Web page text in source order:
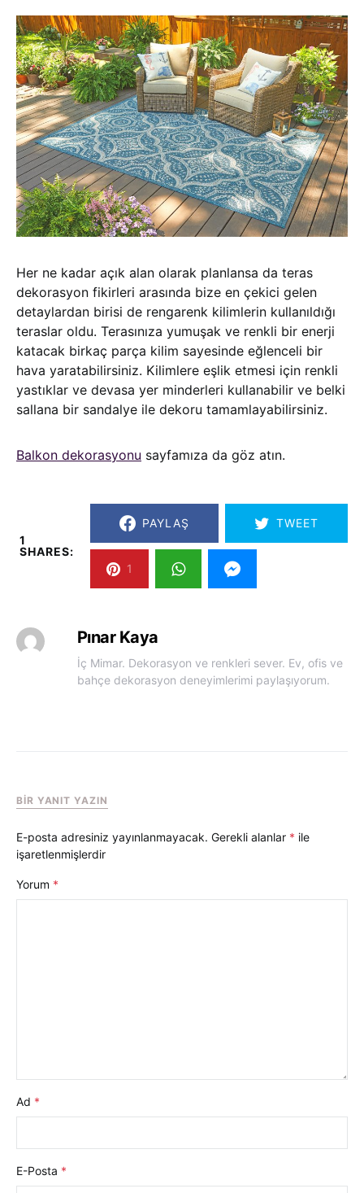
Her ne kadar açık alan olarak planlansa da teras
dekorasyon fikirleri arasında bize en çekici gelen
detaylardan birisi de rengarenk kilimlerin kullanıldığı
teraslar oldu. Terasınıza yumuşak ve renkli bir enerji
katacak birkaç parça kilim sayesinde eğlenceli bir
hava yaratabilirsiniz. Kilimlere eşlik etmesi için renkli
yastıklar ve devasa yer minderleri kullanabilir ve belki
sallana bir sandalye ile dekoru tamamlayabilirsiniz.
Balkon dekorasyonu sayfamıza da göz atın.
1
SHARES:
PAYLAŞ TWEET
1
Pınar Kaya
İç Mimar. Dekorasyon ve renkleri sever. Ev, ofis ve
bahçe dekorasyon deneyimlerimi paylaşıyorum.
BIR YANIT YAZIN
E-posta adresiniz yayınlanmayacak. Gerekli alanlar * ile
işaretlenmişlerdir
Yorum *
Ad *
E-Posta *